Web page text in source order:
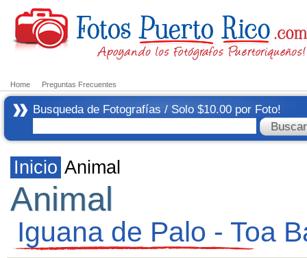
Home Preguntas Frecuentes
Busqueda de Fotografías / Solo $10.00 por Foto!
Inicio Animal
Animal
Iguana de Palo - Toa